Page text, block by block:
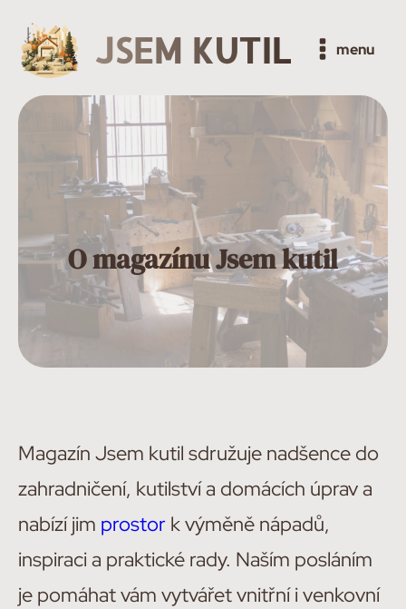
JSEM KUTIL menu
O magazínu Jsem kutil
Magazín Jsem kutil sdružuje nadšence do
zahradničení, kutilství a domácích úprav a
nabízí jim prostor k výměně nápadů,
inspiraci a praktické rady. Naším posláním
je pomáhat vám vytvářet vnitřní i venkovní